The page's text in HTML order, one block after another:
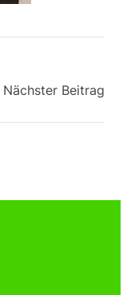
Nächster Beitrag